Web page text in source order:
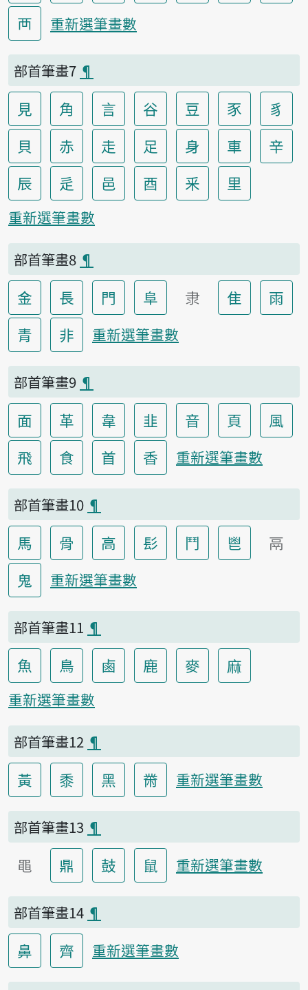
襾
重新選筆畫數
部首筆畫7 ¶
見 角 言 谷 豆 豕
豸
貝
赤 走 足 身 車
辛
辰
辵 邑 酉 釆 里
重新選筆畫數
部首筆畫8 ¶
金 長 門 阜 隶 隹
雨
青
非 重新選筆畫數
部首筆畫9 ¶
面 革 韋 韭 音 頁
風
飛
食 首 香 重新選筆畫數
部首筆畫10 ¶
馬 骨 高 髟 鬥 鬯
鬲
鬼
重新選筆畫數
部首筆畫11 ¶
魚 鳥 鹵 鹿 麥 麻
重新選筆畫數
部首筆畫12 ¶
黃 黍 黑 黹 重新選筆畫數
部首筆畫13 ¶
黽 鼎 鼓 鼠 重新選筆畫數
部首筆畫14 ¶
鼻 齊 重新選筆畫數